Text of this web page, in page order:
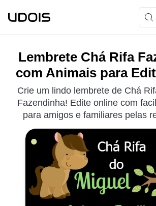
Lembrete Chá Rifa
com Animais para
Crie um lindo lembrete de Chá
Fazendinha! Edite online com
para amigos e familiares pelas